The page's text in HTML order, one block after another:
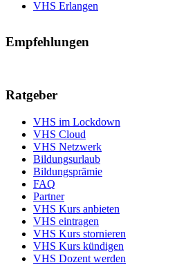
VHS Erlangen
Empfehlungen
Ratgeber
VHS im Lockdown
VHS Cloud
VHS Netzwerk
Bildungsurlaub
Bildungsprämie
FAQ
Partner
VHS Kurs anbieten
VHS eintragen
VHS Kurs stornieren
VHS Kurs kündigen
VHS Dozent werden